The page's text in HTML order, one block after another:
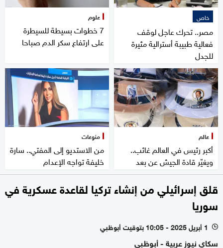
خاص
مصر.. تحرك عاجل لوقف
فعالية طبيبة أسترالية مثيرة
للجدل
علوم
7 خطوات بسيطة للسيطرة
على ارتفاع سكر الدم صباحا
عالم
أكبر رئيس في العالم غائب..
ويغيّر قادة الجيش عن بعد
منوعات
من الاستديو إلى المفتي.. سارة
خليفة تواجه الإعدام
قلق إسرائيلي من إنشاء تركيا لقاعدة عسكرية في
سوريا
l 1 أبريل 2025 - 10:05 بتوقيت أبوظبي
سكاي نيوز عربية - أبوظبي